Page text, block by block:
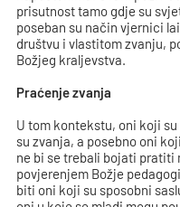
prisutnost tamo gdje su
poseban su način vjernici
društvu i vlastitom zvanju,
Božjeg kraljevstva.
Praćenje zvanja
U tom kontekstu, oni koji
su zvanja, a posebno oni
ne bi se trebali bojati pratiti
povjerenjem Božje
biti oni koji su sposobni